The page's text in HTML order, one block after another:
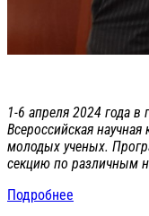
1-6 апреля 2024 года
Всероссийская
молодых ученых.
секцию по различным
Подробнее